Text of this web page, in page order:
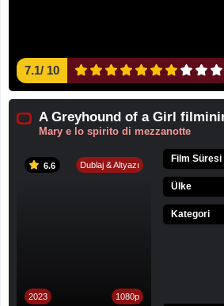
7.1/ 10
A Greyhound of a Girl
Mary e lo spirito di mezzanotte
6.6 Dublaj & Altyazı
2023 1080p
Film Süresi
Ülke
Kategori